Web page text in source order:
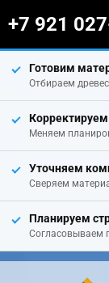
+7 921
Готовим
Отбираем
Меняем
Уточняем
Сверяем
Планируем
Согласовываем